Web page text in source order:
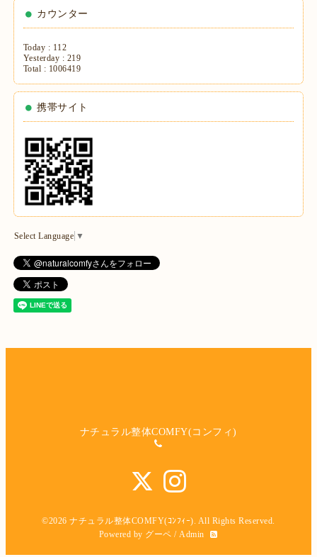
カウンター
Today : 112
Yesterday : 219
Total : 1006419
携帯サイト
Select Language ▼
ナチュラル整体COMFY(コンフィ)
©2026ナチュラル整体COMFY(ｺﾝﾌｨｰ) . All Rights Reserved.
Powered by グーペ / Admin